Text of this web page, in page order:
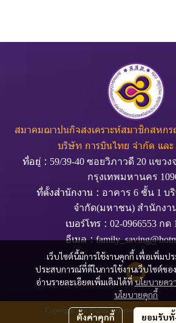
เว็บไซต์นี้มีการใช้งานคุกกี้ เพื่อเพิ่มป
ประสบการณ์ที่ดีในการใช้งานเว็บไซต์ขอ
อ่านรายละเอียดเพิ่มเติมได้ที่นโยบายคว
นโยบายคุกกี้
ตั้งค่าคุกกี้ ยอมรับทั้
สมาคมฌาปนกิจสงเคราะห์สมาชิกสหก
บริษัท การบินไทย จำกัด และ
ที่อยู่ : 59/39-40 ซอยวิภาวดี 20 แขว
กรุงเทพมหานคร
ที่ตั้งสำนักงาน : อาคาร 6 ชั้น 1 บ
จำกัด(มหาชน) สำนักงา
เบอร์โทร : 02-0966553 กด
อีเมล :
Copyright | All Rights Reserved | Powered